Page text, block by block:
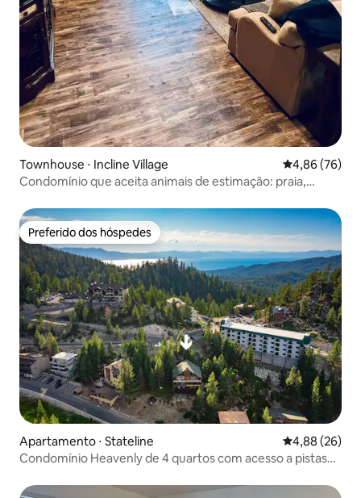
Townhouse ⋅ Incline Village 4,86 de uma
4,86 (76)
Condomínio que aceita animais de estimação: praia,
Preferido dos hóspedes
Preferido dos hóspedes
Apartamento ⋅ Stateline 4,88 de uma
4,88 (26)
Condomínio Heavenly de 4 quartos com acesso a pistas